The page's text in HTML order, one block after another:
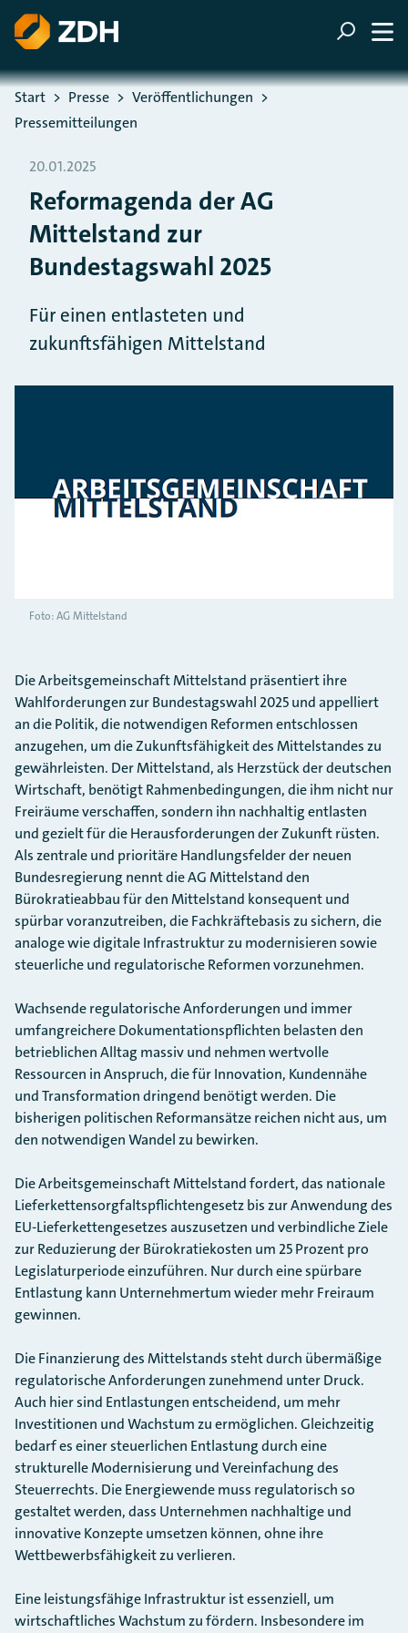
ZUM HAUPTINHALT SPRINGEN
ZUR SUCHE SPRINGEN
Sie befinden sich hier:
Start Presse
Veröffentlichungen
Pressemitteilungen
20.01.2025
Reformagenda der AG
Mittelstand zur
Bundestagswahl 2025
Für einen entlasteten und
zukunftsfähigen Mittelstand
Foto: AG Mittelstand
Die Arbeitsgemeinschaft Mittelstand präsentiert ihre
Wahlforderungen zur Bundestagswahl 2025 und appelliert
an die Politik, die notwendigen Reformen entschlossen
anzugehen, um die Zukunftsfähigkeit des Mittelstandes zu
gewährleisten. Der Mittelstand, als Herzstück der deutschen
Wirtschaft, benötigt Rahmenbedingungen, die ihm nicht nur
Freiräume verschaffen, sondern ihn nachhaltig entlasten
und gezielt für die Herausforderungen der Zukunft rüsten.
Als zentrale und prioritäre Handlungsfelder der neuen
Bundesregierung nennt die AG Mittelstand den
Bürokratieabbau für den Mittelstand konsequent und
spürbar voranzutreiben, die Fachkräftebasis zu sichern, die
analoge wie digitale Infrastruktur zu modernisieren sowie
steuerliche und regulatorische Reformen vorzunehmen.
Wachsende regulatorische Anforderungen und immer
umfangreichere Dokumentationspflichten belasten den
betrieblichen Alltag massiv und nehmen wertvolle
Ressourcen in Anspruch, die für Innovation, Kundennähe
und Transformation dringend benötigt werden. Die
bisherigen politischen Reformansätze reichen nicht aus, um
den notwendigen Wandel zu bewirken.
Die Arbeitsgemeinschaft Mittelstand fordert, das nationale
Lieferkettensorgfaltspflichtengesetz bis zur Anwendung des
EU-Lieferkettengesetzes auszusetzen und verbindliche Ziele
zur Reduzierung der Bürokratiekosten um 25 Prozent pro
Legislaturperiode einzuführen. Nur durch eine spürbare
Entlastung kann Unternehmertum wieder mehr Freiraum
gewinnen.
Die Finanzierung des Mittelstands steht durch übermäßige
regulatorische Anforderungen zunehmend unter Druck.
Auch hier sind Entlastungen entscheidend, um mehr
Investitionen und Wachstum zu ermöglichen. Gleichzeitig
bedarf es einer steuerlichen Entlastung durch eine
strukturelle Modernisierung und Vereinfachung des
Steuerrechts. Die Energiewende muss regulatorisch so
gestaltet werden, dass Unternehmen nachhaltige und
innovative Konzepte umsetzen können, ohne ihre
Wettbewerbsfähigkeit zu verlieren.
Eine leistungsfähige Infrastruktur ist essenziell, um
wirtschaftliches Wachstum zu fördern. Insbesondere im